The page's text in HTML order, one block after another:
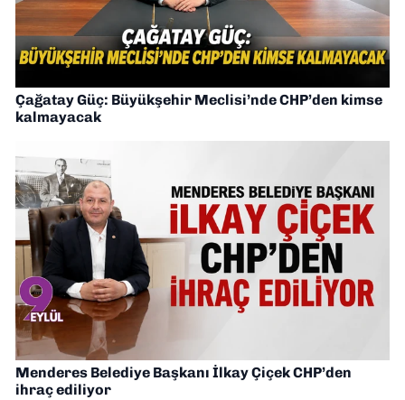
Çağatay Güç: Büyükşehir Meclisi’nde CHP’den kimse
kalmayacak
Menderes Belediye Başkanı İlkay Çiçek CHP’den
ihraç ediliyor